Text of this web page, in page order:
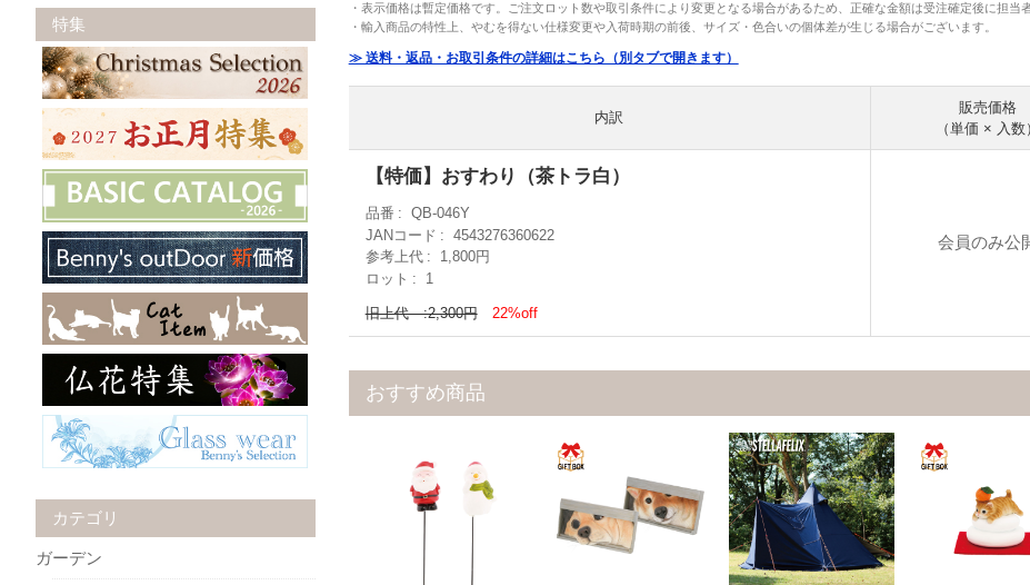
・表示価格は暫定価格です。ご注文ロット数や取引条件により変更となる場合があるため、正確な金額は受注確定後に担当
・輸入商品の特性上、やむを得ない仕様変更や入荷時期の前後、サイズ・色合いの個体差が生じる場合がございます。
≫ 送料・返品・お取引条件の詳細はこちら（別タブで開きます）
内訳
販売価格
（単価 × 入数
【特価】おすわり（茶トラ白）
品番
QB-046Y
JANコード
4543276360622
参考上代
1,800円
ロット
1
旧上代 :2,300円 22%off
会員のみ公
おすすめ商品
特集
カテゴリ
ガーデン